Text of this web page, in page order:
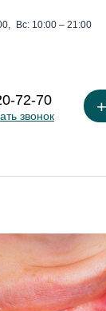
Вс: 10:00 – 21:00
72-70
звонок +